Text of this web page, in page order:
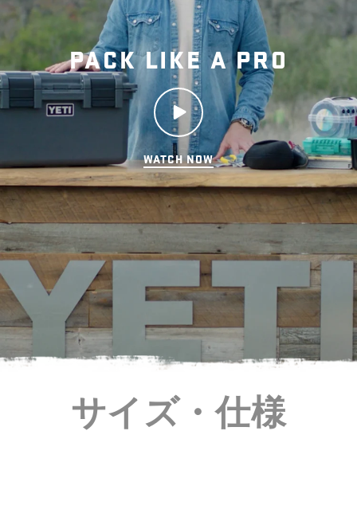
各ゴーボックスには何個のキャディが
収まりますか？
各ゴーボックスには何個のディバイダ
ーが収まりますか？
PACK LIKE A PRO
WATCH NOW
サイズ・仕様